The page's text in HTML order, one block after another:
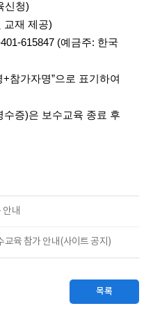
신청)
교재 제공)
615847 (예금주: 한국
자명”으로 표기하여
증)은 보수교육 종료 후
안내
육 참가 안내(사이트 공지)
목록